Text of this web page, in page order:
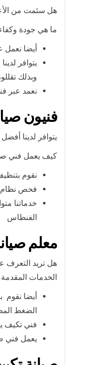
هل سئمت من
ما هي جودة
أيضا نعمل
يتوافر
وبذلك
نعمد عبر
فنيون
يتوافر لدينا
كيف يعمل فني
نقوم
فحص نظام
الفنطاس
معلم
هل تريد التعرف
الخدمات
أيضا نقوم
الضغط
فني تكيف
يعمل فني